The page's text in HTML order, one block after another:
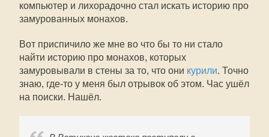
компьютер и лихорадочно стал искать историю про
замурованных монахов.
Вот приспичило же мне во что бы то ни стало
найти историю про монахов, которых
замуровывали в стены за то, что они курили. Точно
знаю, где-то у меня был отрывок об этом. Час ушёл
на поиски. Нашёл.